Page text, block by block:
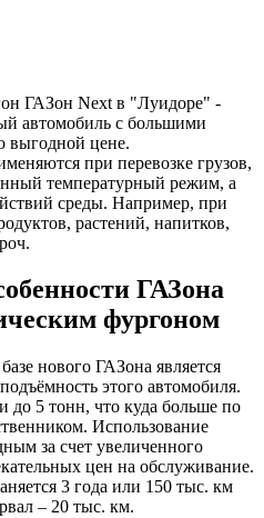
ГАЗон Next в "Луидоре" -
автомобиль с большими
выгодной цене.
при перевозке грузов,
температурный режим, а
среды. Например, при
растений, напитков,
ГАЗона
фургоном
нового ГАЗона является
этого автомобиля.
до 5 тонн, что куда больше по
Использование
за счет увеличенного
цен на обслуживание.
3 года или 150 тыс. км
– 20 тыс. км.